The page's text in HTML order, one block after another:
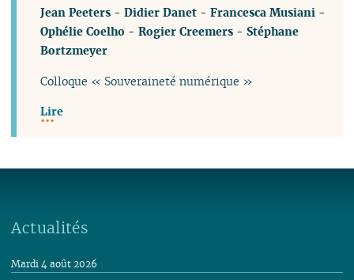
Jean Peeters -Didier Danet -Francesca Musiani -
Ophélie Coelho -Rogier Creemers -Stéphane
Bortzmeyer
Colloque « Souveraineté numérique »
Lire
Actualités
Mardi 4 août 2026